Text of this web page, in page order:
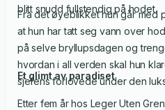
blitt snudd fullstendig på hodet.
Fra det øyeblikket hun går med
at hun har tatt seg vann over
på selve bryllupsdagen og
hvordan i all verden skal hun
sjefens forlovede under den
Et glimt av paradiset
Etter fem år hos Leger Uten